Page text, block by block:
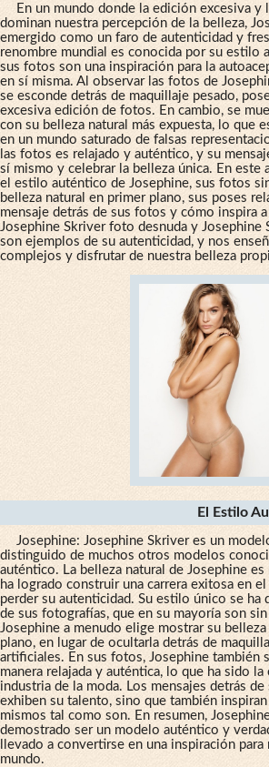
En un mundo donde la edición excesiva
dominan nuestra percepción de la belleza,
emergido como un faro de autenticidad y
renombre mundial es conocida por su estilo
sus fotos son una inspiración para la
en sí misma. Al observar las fotos de
se esconde detrás de maquillaje pesado,
excesiva edición de fotos. En cambio, se
con su belleza natural más expuesta, lo que
en un mundo saturado de falsas
las fotos es relajado y auténtico, y su
sí mismo y celebrar la belleza única. En este
el estilo auténtico de Josephine, sus fotos
belleza natural en primer plano, sus poses
mensaje detrás de sus fotos y cómo inspira
Josephine Skriver foto desnuda y Josephine
son ejemplos de su autenticidad, y nos
complejos y disfrutar de nuestra belleza
El Estilo
Josephine: Josephine Skriver es un
distinguido de muchos otros modelos
auténtico. La belleza natural de Josephine
ha logrado construir una carrera exitosa en
perder su autenticidad. Su estilo único se ha
de sus fotografías, que en su mayoría son
Josephine a menudo elige mostrar su
plano, en lugar de ocultarla detrás de
artificiales. En sus fotos, Josephine también
manera relajada y auténtica, lo que ha sido
industria de la moda. Los mensajes detrás
exhiben su talento, sino que también
mismos tal como son. En resumen,
demostrado ser un modelo auténtico y
llevado a convertirse en una inspiración
mundo.